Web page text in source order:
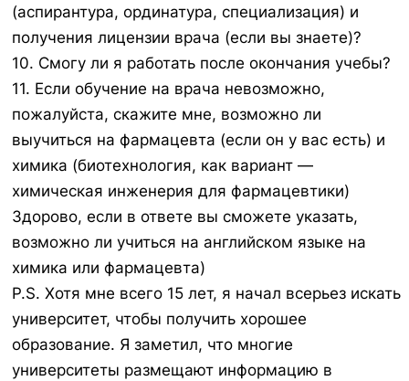
(аспирантура, ординатура, специализация) и
получения лицензии врача (если вы знаете)?
10. Смогу ли я работать после окончания учебы?
11. Если обучение на врача невозможно,
пожалуйста, скажите мне, возможно ли
выучиться на фармацевта (если он у вас есть) и
химика (биотехнология, как вариант —
химическая инженерия для фармацевтики)
Здорово, если в ответе вы сможете указать,
возможно ли учиться на английском языке на
химика или фармацевта)
P.S. Хотя мне всего 15 лет, я начал всерьез искать
университет, чтобы получить хорошее
образование. Я заметил, что многие
университеты размещают информацию в